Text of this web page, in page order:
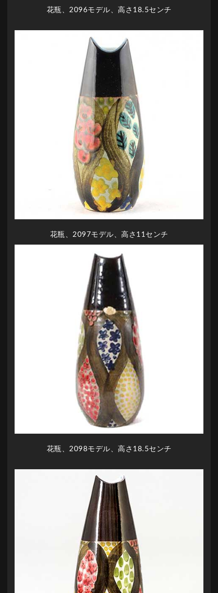
花瓶、2096モデル、高さ18.5センチ
花瓶、2097モデル、高さ11センチ
花瓶、2098モデル、高さ18.5センチ